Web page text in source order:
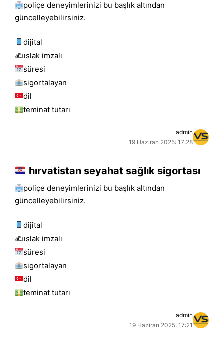
poliçe deneyimlerinizi bu başlık altından
güncelleyebilirsiniz.
dijital
✍️islak i̇mzalı
süresi
sigortalayan
dil
teminat tutarı
admin
19 Haziran 2025: 17:28
hırvatistan seyahat sağlık sigortası
poliçe deneyimlerinizi bu başlık altından
güncelleyebilirsiniz.
dijital
✍️islak i̇mzalı
süresi
sigortalayan
dil
teminat tutarı
admin
19 Haziran 2025: 17:21